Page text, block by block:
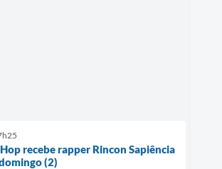
recebe rapper Rincon Sapiência
(2)